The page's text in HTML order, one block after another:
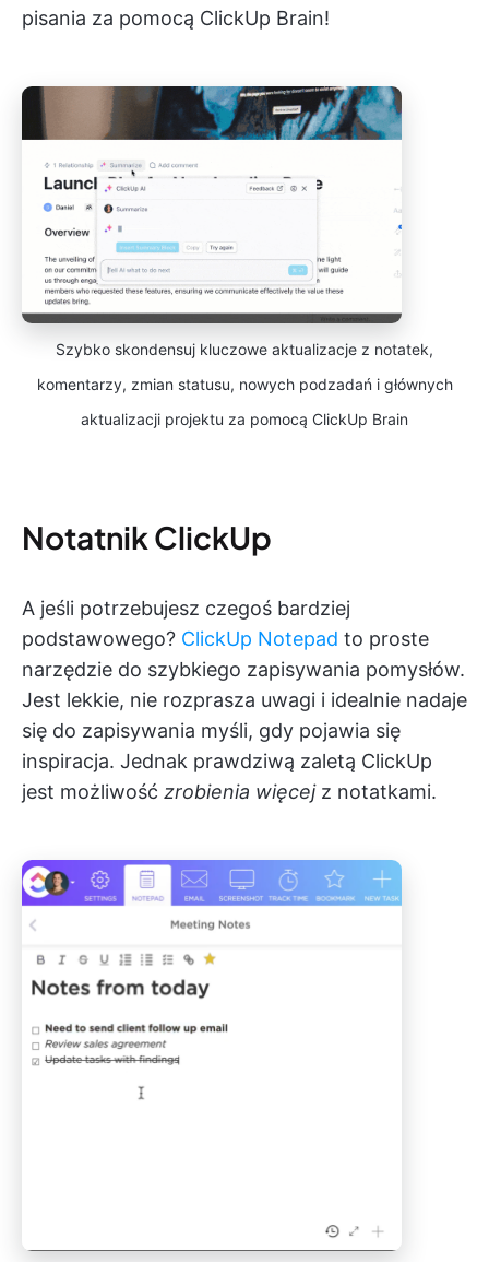
pisania za pomocą ClickUp Brain!
Szybko skondensuj kluczowe aktualizacje z notatek,
komentarzy, zmian statusu, nowych podzadań i głównych
aktualizacji projektu za pomocą ClickUp Brain
Notatnik ClickUp
A jeśli potrzebujesz czegoś bardziej
podstawowego? ClickUp Notepad to proste
narzędzie do szybkiego zapisywania pomysłów.
Jest lekkie, nie rozprasza uwagi i idealnie nadaje
się do zapisywania myśli, gdy pojawia się
inspiracja. Jednak prawdziwą zaletą ClickUp
jest możliwość zrobienia więcejz notatkami.